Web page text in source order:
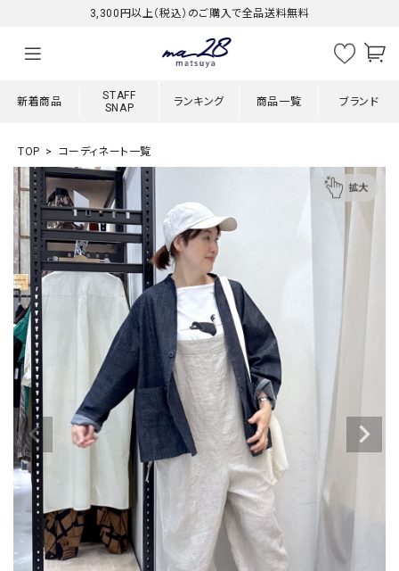
3,300円以上（税込）のご購入で全品送料無料
新着商品
STAFF
SNAP
ランキング 商品一覧 ブランド
TOP コーディネート一覧